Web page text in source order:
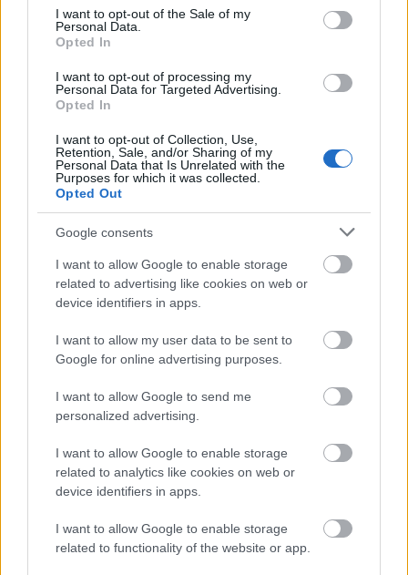
consent section.
I want to opt-out of the Sale of my
Personal Data.
Opted In
I want to opt-out of processing my
Personal Data for Targeted Advertising.
Opted In
I want to opt-out of Collection, Use,
Retention, Sale, and/or Sharing of my
Personal Data that Is Unrelated with the
Purposes for which it was collected.
Opted Out
Google consents
I want to allow Google to enable storage
related to advertising like cookies on web or
device identifiers in apps.
I want to allow my user data to be sent to
Google for online advertising purposes.
I want to allow Google to send me
personalized advertising.
I want to allow Google to enable storage
related to analytics like cookies on web or
device identifiers in apps.
I want to allow Google to enable storage
related to functionality of the website or app.
Παραμένουν, βεβαίως, μεγάλες προκλήσεις
ακόμη στους μισθούς, στη στέγαση και στην
ποιότητα ζωής των νέων ανθρώπων. Όμως, για
πρώτη φορά μετά από πολλά χρόνια, η γενική
τάση αλλάζει κατεύθυνση.
Τίποτα από όλα αυτά δεν συνέβη τυχαία ή από
μόνο του. Η σταθερή μείωση 83 φόρων και
εισφορών που βελτιώνουν το διαθέσιμο εισόδημα
των πολιτών και δημιουργούν ευκαιρίες για